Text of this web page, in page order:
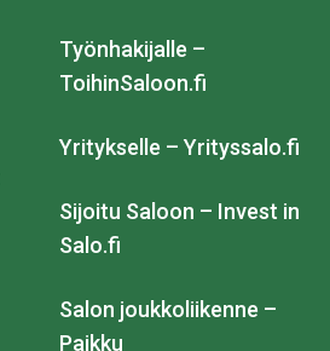
Työnhakijalle –
ToihinSaloon.fi
Yritykselle – Yrityssalo.fi
Sijoitu Saloon – Invest in
Salo.fi
Salon joukkoliikenne –
Paikku